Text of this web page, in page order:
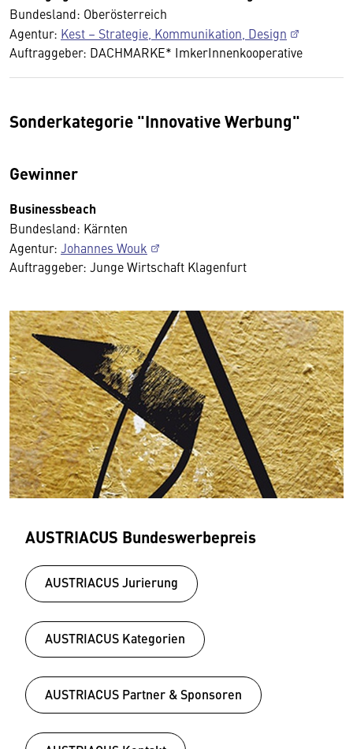
Bundesland: Oberösterreich
Agentur: Kest – Strategie, Kommunikation, Design
Auftraggeber: DACHMARKE* ImkerInnenkooperative
Sonderkategorie "Innovative Werbung"
Gewinner
Businessbeach
Bundesland: Kärnten
Agentur: Johannes Wouk
Auftraggeber: Junge Wirtschaft Klagenfurt
AUSTRIACUS Bundeswerbepreis
AUSTRIACUS Jurierung
AUSTRIACUS Kategorien
AUSTRIACUS Partner & Sponsoren